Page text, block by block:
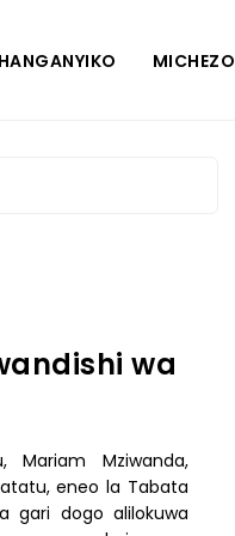
MICHEZO
wa
Mziwanda,
eneo la Tabata
gari dogo alilokuwa